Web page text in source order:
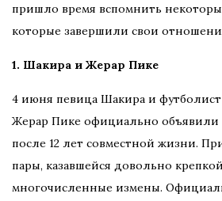
пришло время вспомнить
которые завершили свои
1. Шакира и Жерар Пике
4 июня певица Шакира и
Жерар Пике официально объявили
после 12 лет совместной жизни.
пары, казавшейся довольно
многочисленные измены.